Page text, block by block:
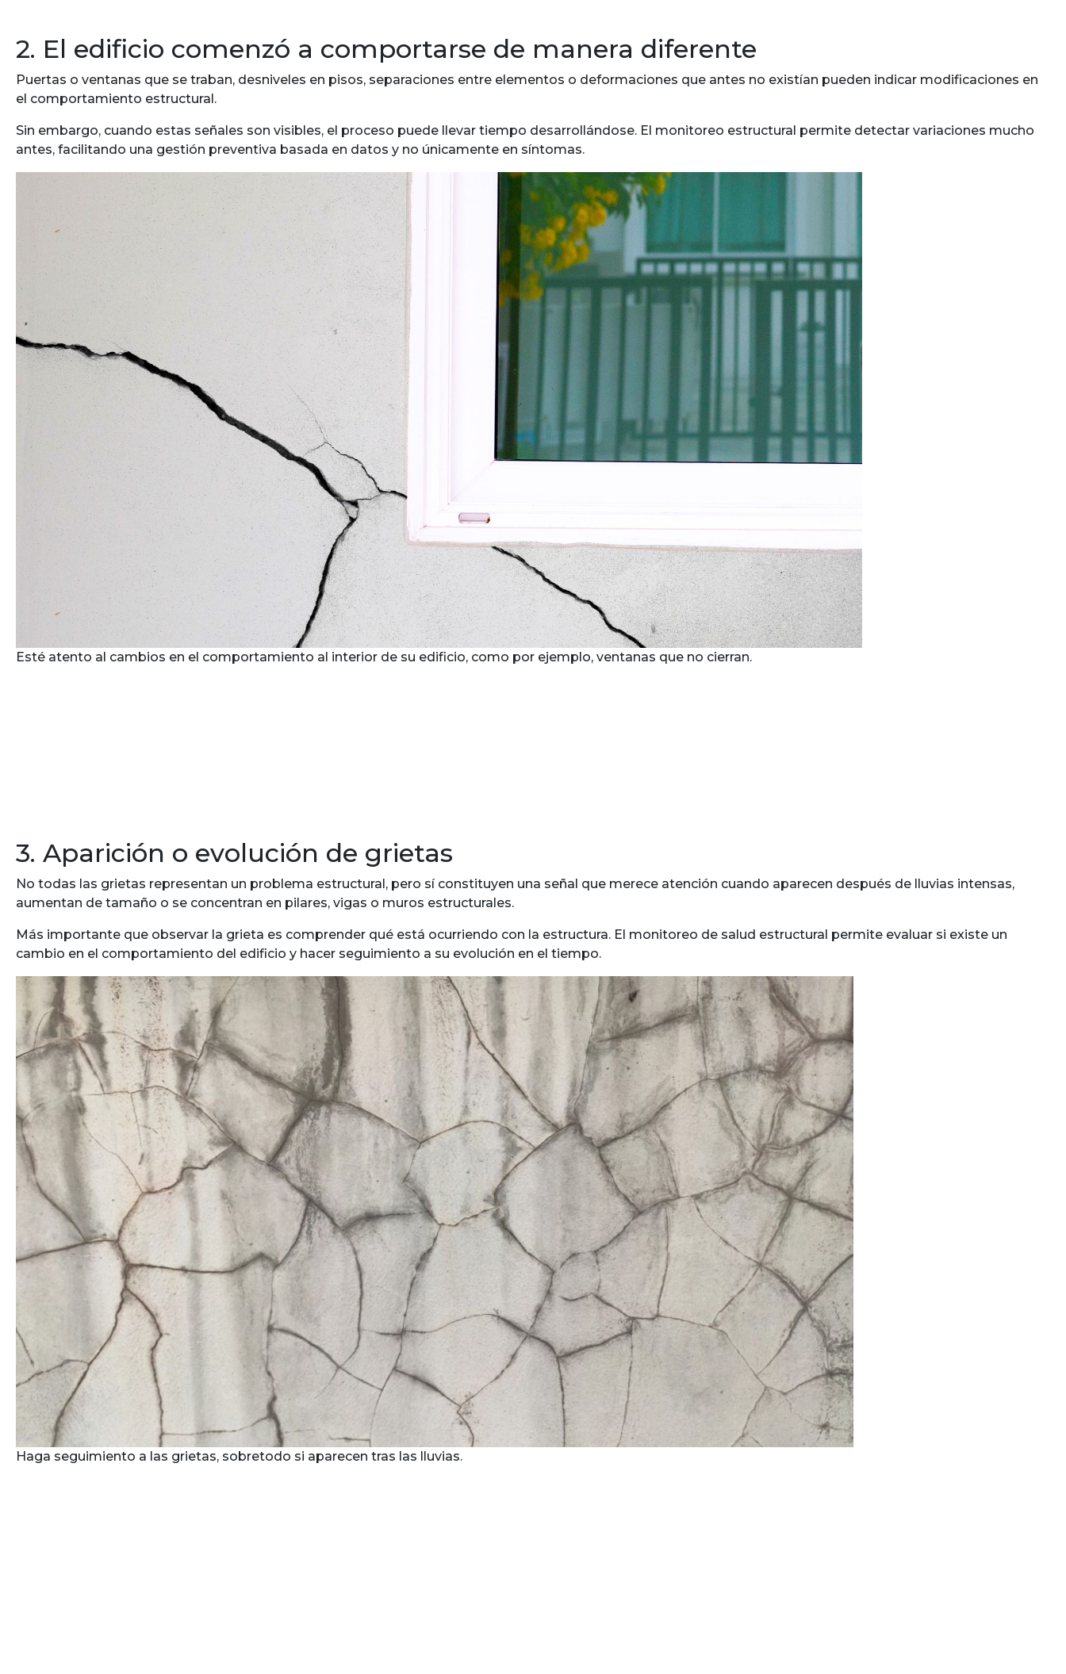
2. El edificio comenzó a comportarse de manera diferente
Puertas o ventanas que se traban, desniveles en pisos, separaciones entre elementos o deformaciones que antes no existían pueden indicar modificaciones en
el comportamiento estructural.
Sin embargo, cuando estas señales son visibles, el proceso puede llevar tiempo desarrollándose. El monitoreo estructural permite detectar variaciones mucho
antes, facilitando una gestión preventiva basada en datos y no únicamente en síntomas.
Esté atento al cambios en el comportamiento al interior de su edificio, como por ejemplo, ventanas que no cierran.
3. Aparición o evolución de grietas
No todas las grietas representan un problema estructural, pero sí constituyen una señal que merece atención cuando aparecen después de lluvias intensas,
aumentan de tamaño o se concentran en pilares, vigas o muros estructurales.
Más importante que observar la grieta es comprender qué está ocurriendo con la estructura. El monitoreo de salud estructural permite evaluar si existe un
cambio en el comportamiento del edificio y hacer seguimiento a su evolución en el tiempo.
Haga seguimiento a las grietas, sobretodo si aparecen tras las lluvias.